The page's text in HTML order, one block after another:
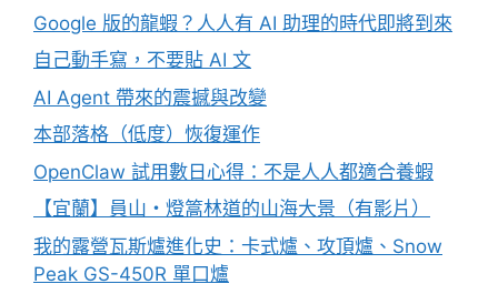
Google 版的龍蝦？人人有 AI 助理的時代即將到來
自己動手寫，不要貼 AI 文
AI Agent 帶來的震撼與改變
本部落格（低度）恢復運作
OpenClaw 試用數日心得：不是人人都適合養蝦
【宜蘭】員山・燈篙林道的山海大景（有影片）
我的露營瓦斯爐進化史：卡式爐、攻頂爐、Snow
Peak GS-450R 單口爐